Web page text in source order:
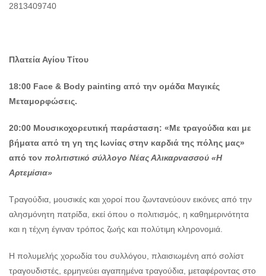
2813409740
Πλατεία Αγίου Τίτου
18:00 Face & Body painting από την ομάδα Μαγικές
Μεταμορφώσεις.
20:00 Μουσικοχορευτική παράσταση: «Με τραγούδια και με
βήματα από τη γη της Ιωνίας στην καρδιά της πόλης μας»
από τον πολιτιστικό σύλλογο Νέας Αλικαρνασσού «Η
Αρτεμίσια»
Τραγούδια, μουσικές και χοροί που ζωντανεύουν εικόνες από την
αλησμόνητη πατρίδα, εκεί όπου ο πολιτισμός, η καθημερινότητα
και η τέχνη έγιναν τρόπος ζωής και πολύτιμη κληρονομιά.
Η πολυμελής χορωδία του συλλόγου, πλαισιωμένη από σολίστ
τραγουδιστές, ερμηνεύει αγαπημένα τραγούδια, μεταφέροντας στο